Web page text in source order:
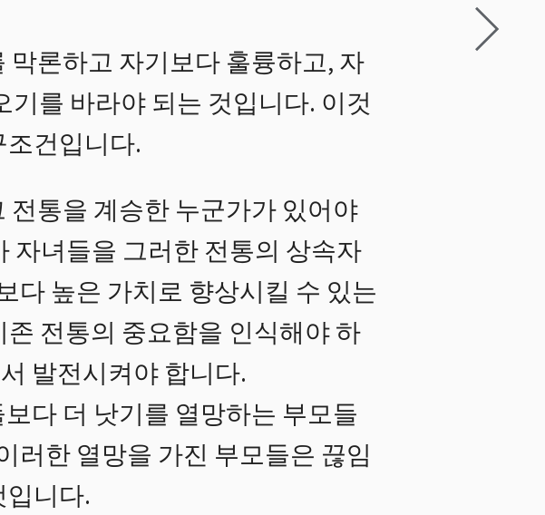
론하고 자기보다 훌륭하고, 자
를 바라야 되는 것입니다. 이것
건입니다.
통을 계승한 누군가가 있어야
자녀들을 그러한 전통의 상속자
다 높은 가치로 향상시킬 수 있는
전통의 중요함을 인식해야 하
발전시켜야 합니다.
다 더 낫기를 열망하는 부모들
러한 열망을 가진 부모들은 끊임
니다.